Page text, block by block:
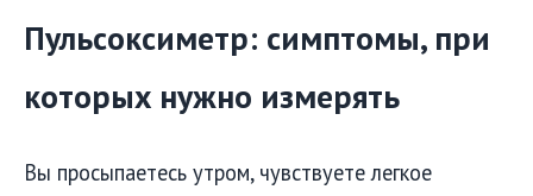
Пульсоксиметр: симптомы, при
которых нужно измерять
Вы просыпаетесь утром, чувствуете легкое